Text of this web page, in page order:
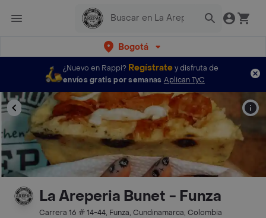
Bogotá
¿Nuevo en Rappi? Regístratey disfruta de
envíos gratis por semanas Aplican TyC
La Areperia Bunet - Funza
Carrera 16 # 14-44, Funza, Cundinamarca, Colombia